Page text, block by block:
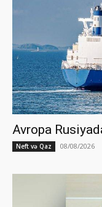
Avropa
Neft və Qaz 08/08/2026